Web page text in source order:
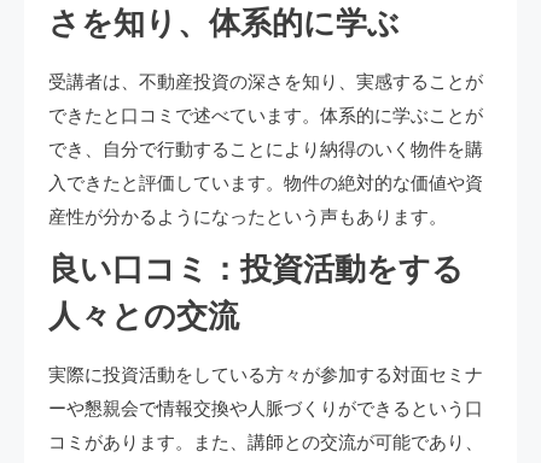
さを知り、体系的に学ぶ
受講者は、不動産投資の深さを知り、実感することが
できたと口コミで述べています。体系的に学ぶことが
でき、自分で行動することにより納得のいく物件を購
入できたと評価しています。物件の絶対的な価値や資
産性が分かるようになったという声もあります。
良い口コミ：投資活動をする
人々との交流
実際に投資活動をしている方々が参加する対面セミナ
ーや懇親会で情報交換や人脈づくりができるという口
コミがあります。また、講師との交流が可能であり、